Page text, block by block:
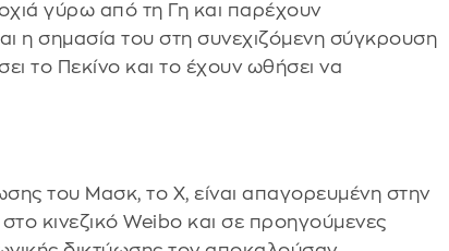
γύρω από τη Γη και παρέχουν
η σημασία του στη συνεχιζόμενη σύγκρουση
το Πεκίνο και το έχουν ωθήσει να
του Μασκ, το Χ, είναι απαγορευμένη στην
κινεζικό Weibo και σε προηγούμενες